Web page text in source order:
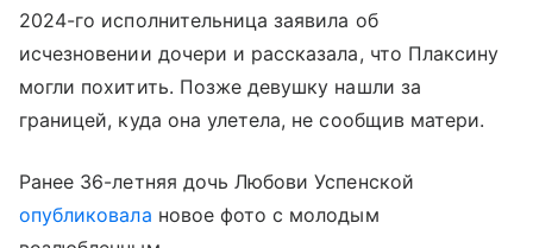
2024-го исполнительница заявила об
исчезновении дочери и рассказала, что Плаксину
могли похитить. Позже девушку нашли за
границей, куда она улетела, не сообщив матери.
Ранее 36-летняя дочь Любови Успенской
опубликовала новое фото с молодым